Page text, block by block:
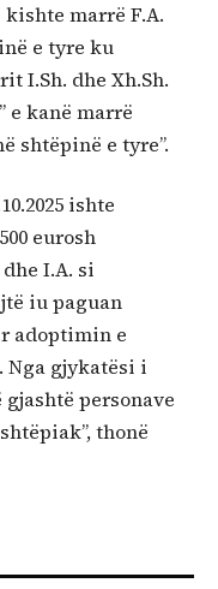
kishte marrë F.A.
e tyre ku
I.Sh. dhe Xh.Sh.
e kanë marrë
shtëpinë e tyre”.
ishte
eurosh
I.A. si
iu paguan
adoptimin e
Nga gjykatësi i
personave
thonë